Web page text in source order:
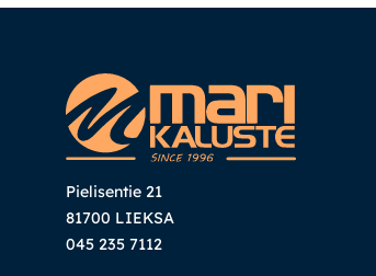
Pielisentie 21
81700 LIEKSA
045 235 7112